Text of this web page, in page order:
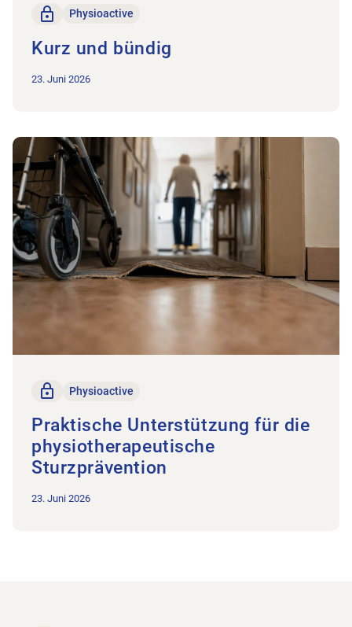
Nur für Mitglieder
Physioactive
Kurz und bündig
23. Juni 2026
Nur für Mitglieder
Physioactive
Praktische Unterstützung für die
physiotherapeutische
Sturzprävention
23. Juni 2026
Zum Beitrag Praktische Unterstützung für die